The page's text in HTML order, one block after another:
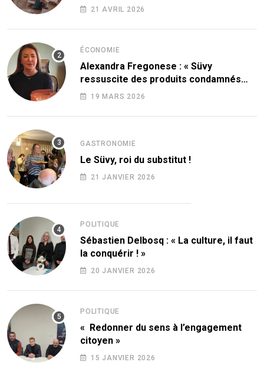
21 AVRIL 2026
ÉCONOMIE
Alexandra Fregonese : « Süvy
ressuscite des produits condamnés
par le sucre ! »
19 MARS 2026
GASTRONOMIE
Le Süvy, roi du substitut !
21 JANVIER 2026
POLITIQUE
Sébastien Delbosq : « La culture, il faut
la conquérir ! »
20 JANVIER 2026
POLITIQUE
« Redonner du sens à l’engagement
citoyen »
15 JANVIER 2026